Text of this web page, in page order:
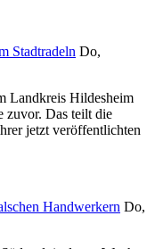
Stadtradeln Do,
Landkreis Hildesheim
zuvor. Das teilt die
jetzt veröffentlichten
Handwerkern Do,